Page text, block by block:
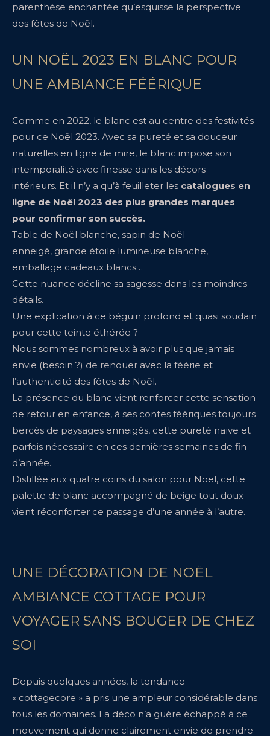
parenthèse enchantée qu’esquisse la perspective
des fêtes de Noël.
UN NOËL 2023 EN BLANC POUR
UNE AMBIANCE FÉÉRIQUE
Comme en 2022, le blanc est au centre des festivités
pour ce Noël 2023. Avec sa pureté et sa douceur
naturelles en ligne de mire, le blanc impose son
intemporalité avec finesse dans les décors
intérieurs. Et il n’y a qu’à feuilleter les catalogues en
ligne de Noël 2023 des plus grandes marques
pour confirmer son succès.
Table de Noël blanche, sapin de Noël
enneigé, grande étoile lumineuse blanche,
emballage cadeaux blancs…
Cette nuance décline sa sagesse dans les moindres
détails.
Une explication à ce béguin profond et quasi soudain
pour cette teinte éthérée ?
Nous sommes nombreux à avoir plus que jamais
envie (besoin ?) de renouer avec la féérie et
l’authenticité des fêtes de Noël.
La présence du blanc vient renforcer cette sensation
de retour en enfance, à ses contes féériques toujours
bercés de paysages enneigés, cette pureté naïve et
parfois nécessaire en ces dernières semaines de fin
d’année.
Distillée aux quatre coins du salon pour Noël, cette
palette de blanc accompagné de beige tout doux
vient réconforter ce passage d’une année à l’autre.
UNE DÉCORATION DE NOËL
AMBIANCE COTTAGE POUR
VOYAGER SANS BOUGER DE CHEZ
SOI
Depuis quelques années, la tendance
« cottagecore » a pris une ampleur considérable dans
tous les domaines. La déco n’a guère échappé à ce
mouvement qui donne clairement envie de prendre